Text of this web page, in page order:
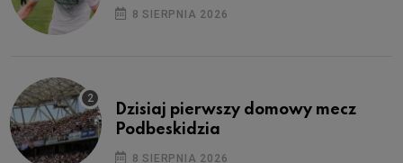
8 SIERPNIA 2026
Dzisiaj pierwszy domowy mecz
Podbeskidzia
8 SIERPNIA 2026